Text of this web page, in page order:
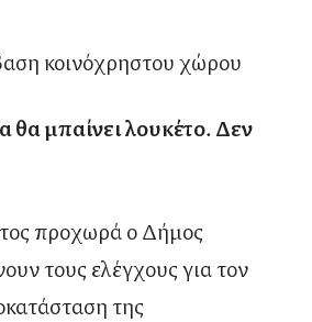
κοινόχρηστου χώρου
μπαίνει λουκέτο. Δεν
προχωρά ο Δήμος
τους ελέγχους για τον
της